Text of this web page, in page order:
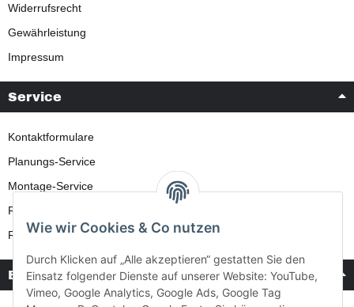
Widerrufsrecht
Gewährleistung
Impressum
Service
Kontaktformulare
Planungs-Service
Montage-Service
Reparatur-Service
Retouren-Service
Bezahlung & Versand
Wie wir Cookies & Co nutzen
Durch Klicken auf „Alle akzeptieren“ gestatten Sie den
Einsatz folgender Dienste auf unserer Website: YouTube,
Vimeo, Google Analytics, Google Ads, Google Tag